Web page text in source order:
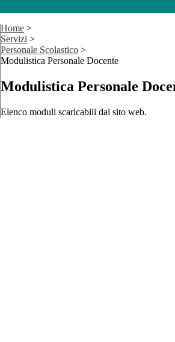
Home >
Servizi >
Personale Scolastico >
Modulistica Personale Docente
Modulistica Personale
Elenco moduli scaricabili dal sito web.